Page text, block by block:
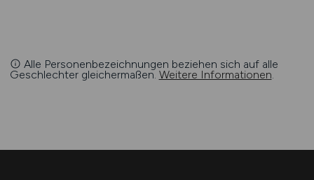
Alle Personenbezeichnungen beziehen sich auf alle
Geschlechter gleichermaßen. Weitere Informationen